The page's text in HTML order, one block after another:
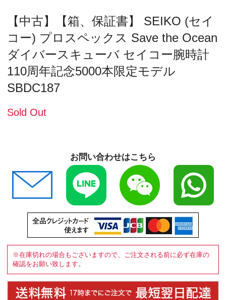
【中古】【箱、保証書】 SEIKO (セイ
コー) プロスペックス Save the Ocean
ダイバースキューバ セイコー腕時計
110周年記念5000本限定モデル
SBDC187
Sold Out
お問い合わせはこちら
※在庫切れの場合もございますので、ご注文される前に必ず在庫の
確認をお願い致します。